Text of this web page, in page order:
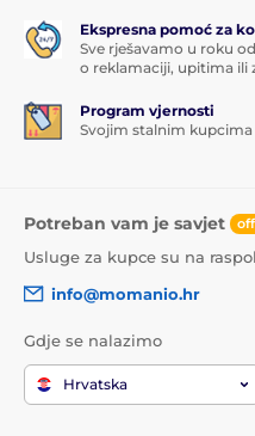
Ekspresna pomoć za
Sve rješavamo u roku
o reklamaciji, upitima ili
Program vjernosti
Svojim stalnim
Potreban vam je savjet
Usluge za kupce su na
info@momanio.hr
Gdje se nalazimo
Hrvatska